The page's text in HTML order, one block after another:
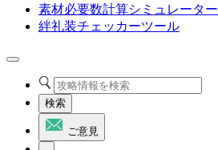
素材必要数計算シミュレーター
絆礼装チェッカーツール
検索
ご意見